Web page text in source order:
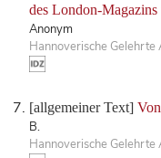
des London-
Anonym
Hannoverische
[allgemeiner Text]
B.
Hannoverische